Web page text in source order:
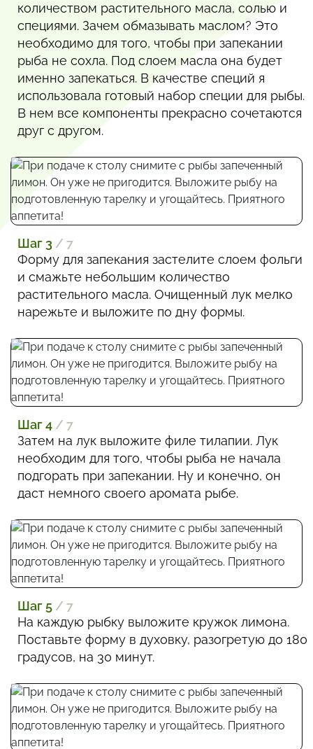
количеством растительного масла, солью и
специями. Зачем обмазывать маслом? Это
необходимо для того, чтобы при запекании
рыба не сохла. Под слоем масла она будет
именно запекаться. В качестве специй я
использовала готовый набор специи для рыбы.
В нем все компоненты прекрасно сочетаются
друг с другом.
Шаг 3 / 7
Форму для запекания застелите слоем фольги
и смажьте небольшим количество
растительного масла. Очищенный лук мелко
нарежьте и выложите по дну формы.
Шаг 4 / 7
Затем на лук выложите филе тилапии. Лук
необходим для того, чтобы рыба не начала
подгорать при запекании. Ну и конечно, он
даст немного своего аромата рыбе.
Шаг 5 / 7
На каждую рыбку выложите кружок лимона.
Поставьте форму в духовку, разогретую до 180
градусов, на 30 минут.